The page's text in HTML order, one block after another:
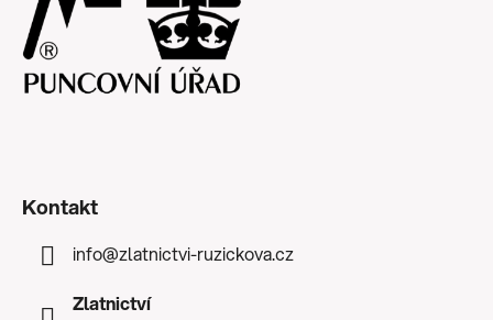
Kontakt
info@zlatnictvi-ruzickova.cz
Zlatnictví